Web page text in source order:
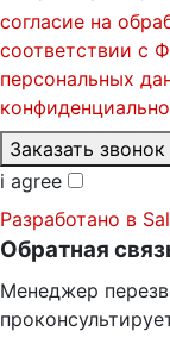
согласие на
соответствии с
персональных
Заказать звонок
i agree
Разработано в
Обратная
Менеджер